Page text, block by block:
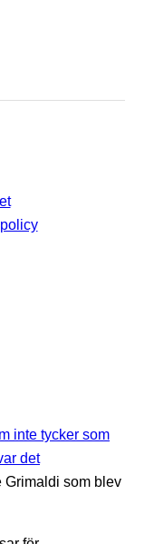
inte tycker som
det
Grimaldi som blev